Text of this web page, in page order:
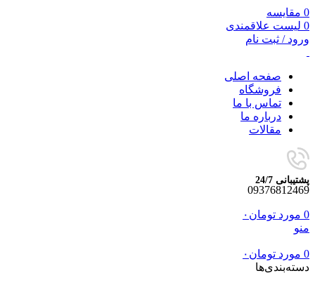
0 مقایسه
0 لیست علاقمندی
ورود / ثبت نام
صفحه اصلی
فروشگاه
تماس با ما
درباره ما
مقالات
پشتیبانی 24/7
09376812469
0 مورد تومان ۰
منو
0 مورد تومان ۰
دسته‌بندی‌ها